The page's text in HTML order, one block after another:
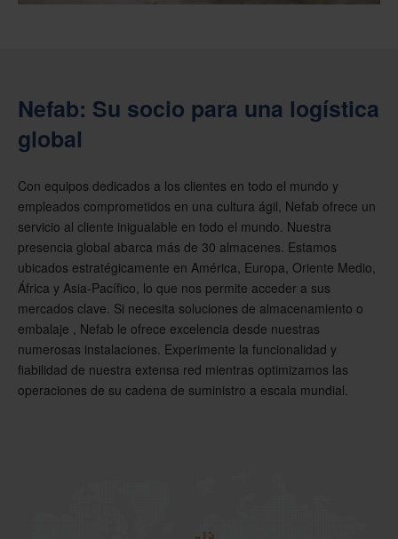
Nefab: Su socio para una logística
global
Con equipos dedicados a los clientes en todo el mundo y
empleados comprometidos en una cultura ágil, Nefab ofrece un
servicio al cliente inigualable en todo el mundo. Nuestra
presencia global abarca más de 30 almacenes. Estamos
ubicados estratégicamente en América, Europa, Oriente Medio,
África y Asia-Pacífico, lo que nos permite acceder a sus
mercados clave. Si necesita soluciones de almacenamiento o
embalaje , Nefab le ofrece excelencia desde nuestras
numerosas instalaciones. Experimente la funcionalidad y
fiabilidad de nuestra extensa red mientras optimizamos las
operaciones de su cadena de suministro a escala mundial.